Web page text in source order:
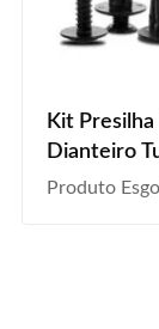
Kit
Dianteiro
2009 2010
Produto